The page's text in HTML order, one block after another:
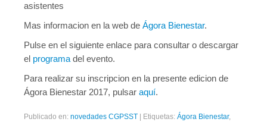
asistentes
Mas informacion en la web de Ágora Bienestar.
Pulse en el siguiente enlace para consultar o descargar
el programadel evento.
Para realizar su inscripcion en la presente edicion de
Ágora Bienestar 2017, pulsar aquí.
Publicado en: novedades CGPSST Etiquetas: Ágora Bienestar,